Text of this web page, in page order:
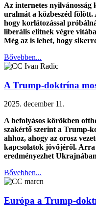
Az internetes nyilvánosság
uralmát a közbeszéd
hogy korlátozással
liberális elitnek végre
Még az is lehet, hogy
Bővebben...
A Trump-doktrína
2025. december 11.
A befolyásos körökben
szakértő szerint a Trump-
ahhoz, ahogy az orosz
kapcsolatok jövőjéről. Arra
eredményezhet
Bővebben...
Európa a Trump-